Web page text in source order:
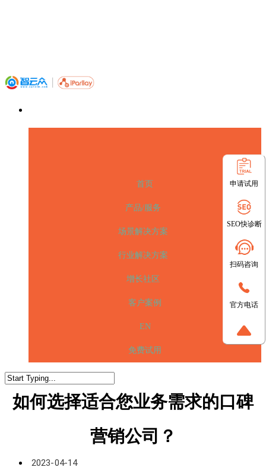
首页
产品/服务
场景解决方案
行业解决方案
增长社区
客户案例
EN
免费试用
如何选择适合您业务需求的口碑
营销公司？
2023-04-14
申请试用
SEO快诊断
扫码咨询
官方电话